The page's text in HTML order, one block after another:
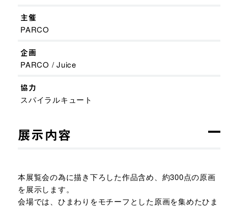
主催
PARCO
企画
PARCO / Juice
協力
スパイラルキュート
展示内容
本展覧会の為に描き下ろした作品含め、約300点の原画
を展示します。
会場では、ひまわりをモチーフとした原画を集めたひま